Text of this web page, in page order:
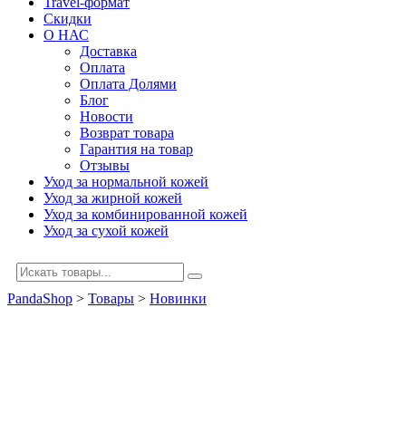
Скидки
О НАС
Доставка
Оплата
Оплата Долями
Блог
Новости
Возврат товара
Гарантия на товар
Отзывы
Уход за нормальной кожей
Уход за жирной кожей
Уход за комбинированной кожей
Уход за сухой кожей
PandaShop > Товары > Новинки